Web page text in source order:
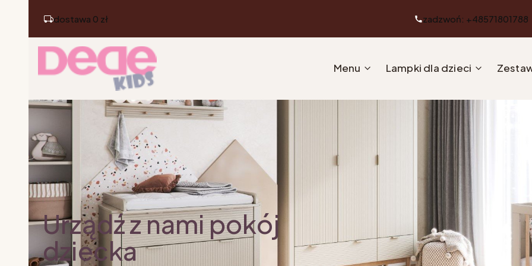
dostawa 0 zł zadzwoń: +48571801788
Menu Lampki dla dzieci
Urządź z nami pokój
dziecka